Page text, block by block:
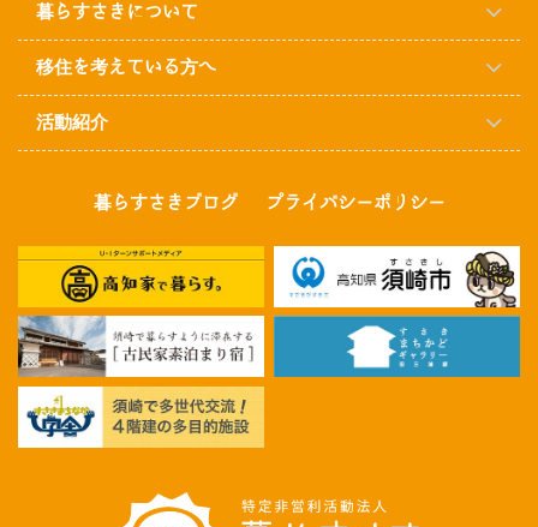
暮らすさきについて
移住を考えている方へ
活動紹介
暮らすさきブログ プライバシーポリシー